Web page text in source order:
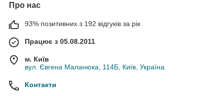
Про нас
93% позитивних з 192 відгуків за рік
Працює з 05.08.2011
м. Київ
вул. Євгена Маланюка, 114Б, Київ, Україна
Контакти